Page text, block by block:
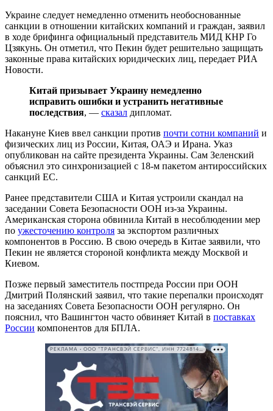
Украине следует немедленно отменить необоснованные
санкции в отношении китайских компаний и граждан, заявил
в ходе брифинга официальный представитель МИД КНР Го
Цзякунь. Он отметил, что Пекин будет решительно защищать
законные права китайских юридических лиц, передает РИА
Новости.
Китай призывает Украину немедленно
исправить ошибки и устранить негативные
последствия, — сказал дипломат.
Накануне Киев ввел санкции против почти сотни компаний и
физических лиц из России, Китая, ОАЭ и Ирана. Указ
опубликован на сайте президента Украины. Сам Зеленский
объяснил это синхронизацией с 18-м пакетом антироссийских
санкций ЕС.
Ранее представители США и Китая устроили скандал на
заседании Совета Безопасности ООН из-за Украины.
Американская сторона обвинила Китай в несоблюдении мер
по ужесточению контроля за экспортом различных
компонентов в Россию. В свою очередь в Китае заявили, что
Пекин не является стороной конфликта между Москвой и
Киевом.
Позже первый заместитель постпреда России при ООН
Дмитрий Полянский заявил, что такие перепалки происходят
на заседаниях Совета Безопасности ООН регулярно. Он
пояснил, что Вашингтон часто обвиняет Китай в поставках
России компонентов для БПЛА.
РЕКЛАМА • ООО "ТРАНСВЭЙ СЕРВИС", ИНН 7724814198